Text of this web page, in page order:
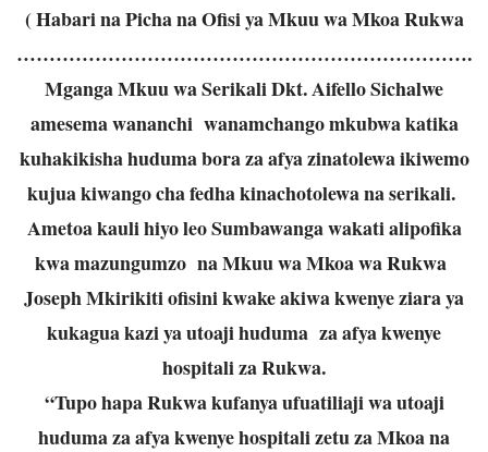
( Habari na Picha na Ofisi ya Mkuu wa Mkoa Rukwa
…………………………………………………………….
Mganga Mkuu wa Serikali Dkt. Aifello Sichalwe
amesema wananchi wanamchango mkubwa katika
kuhakikisha huduma bora za afya zinatolewa ikiwemo
kujua kiwango cha fedha kinachotolewa na serikali.
Ametoa kauli hiyo leo Sumbawanga wakati alipofika
kwa mazungumzo na Mkuu wa Mkoa wa Rukwa
Joseph Mkirikiti ofisini kwake akiwa kwenye ziara ya
kukagua kazi ya utoaji huduma za afya kwenye
hospitali za Rukwa.
“Tupo hapa Rukwa kufanya ufuatiliaji wa utoaji
huduma za afya kwenye hospitali zetu za Mkoa na